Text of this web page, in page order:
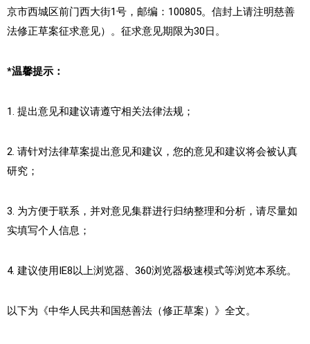
京市西城区前门西大街1号，邮编：100805。信封上请注明慈善
法修正草案征求意见）。征求意见期限为30日。
*温馨提示：
1. 提出意见和建议请遵守相关法律法规；
2. 请针对法律草案提出意见和建议，您的意见和建议将会被认真
研究；
3. 为方便于联系，并对意见集群进行归纳整理和分析，请尽量如
实填写个人信息；
4. 建议使用IE8以上浏览器、360浏览器极速模式等浏览本系统。
以下为《中华人民共和国慈善法（修正草案）》全文。